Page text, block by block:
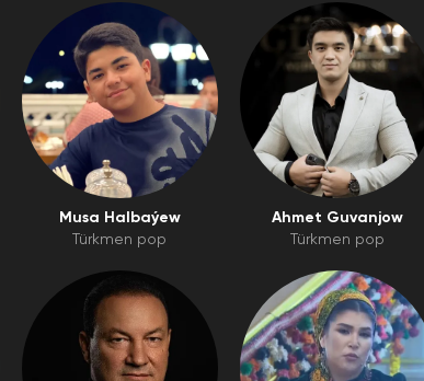
Musa Halbaýew
Türkmen pop
Ahmet Guvanjow
Türkmen pop